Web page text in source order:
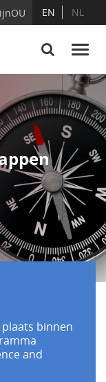
EN NL
binnen
and